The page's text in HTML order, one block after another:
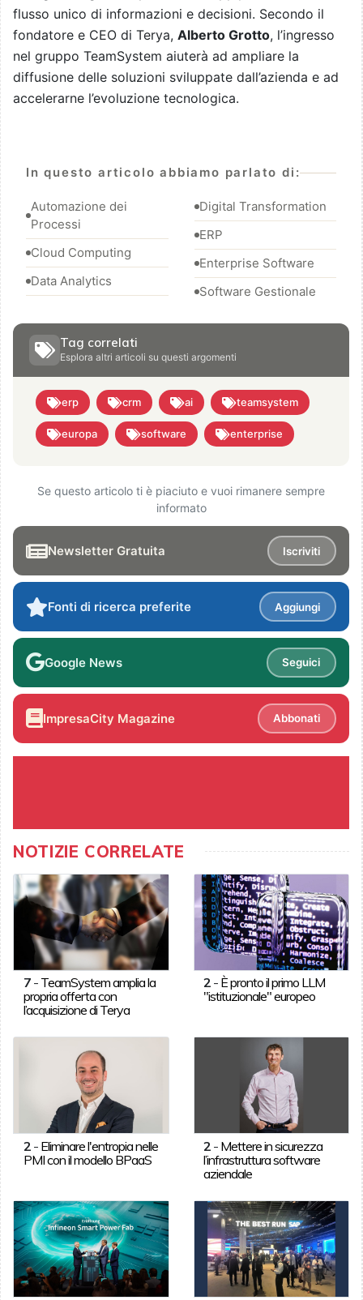
flusso unico di informazioni e decisioni. Secondo il
fondatore e CEO di Terya, Alberto Grotto, l’ingresso
nel gruppo TeamSystem aiuterà ad ampliare la
diffusione delle soluzioni sviluppate dall’azienda e ad
accelerarne l’evoluzione tecnologica.
In questo articolo abbiamo parlato di:
Automazione dei
Processi
Cloud Computing
Data Analytics
Digital Transformation
ERP
Enterprise Software
Software Gestionale
Tag correlati
Esplora altri articoli su questi argomenti
erp crm ai teamsystem
europa software enterprise
Se questo articolo ti è piaciuto e vuoi rimanere sempre
informato
Newsletter Gratuita Iscriviti
Fonti di ricerca preferite Aggiungi
Google News Seguici
ImpresaCity Magazine Abbonati
NOTIZIE CORRELATE
7- TeamSystem amplia la
propria offerta con
l’acquisizione di Terya
2 - È pronto il primo LLM
"istituzionale" europeo
2- Eliminare l'entropia nelle
PMI con il modello BPaaS
2 - Mettere in sicurezza
l’infrastruttura software
aziendale